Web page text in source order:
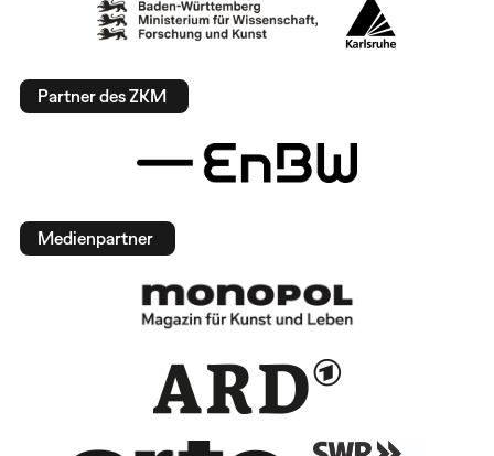
Partner des ZKM
Medienpartner